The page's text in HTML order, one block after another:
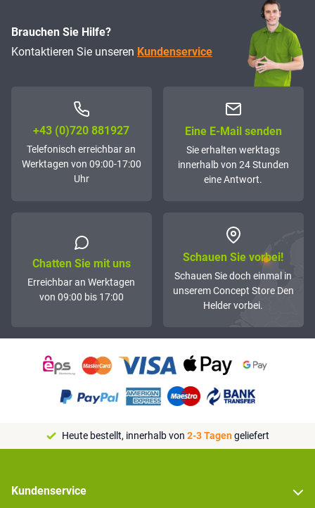
Brauchen Sie Hilfe?
Kontaktieren Sie unseren Kundenservice
+43 (0)72­0 881927
Telefonisch erreichbar an
Werktagen von 09:00-17:00
Uhr
Eine E-Mail senden
Sie erhalten werktags
innerhalb von 24 Stunden
eine Antwort.
Chatten Sie mit uns
Erreichbar an Werktagen
von 09:00 bis 17:00
Schauen Sie vorbei!
Schauen Sie doch einmal in
unserem Concept Store Den
Helder vorbei.
Heute bestellt, innerhalb von 2-3 Tagengeliefert
Kundenservice